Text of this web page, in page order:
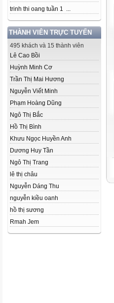
trinh thi oang tuần 1 ...
THÀNH VIÊN TRỰC TUYẾN
495 khách và 15 thành viên
Lê Cao Bồi
Huỳnh Minh Cơ
Trần Thị Mai Hương
Nguyễn Viết Minh
Phạm Hoàng Dũng
Ngô Thị Bắc
Hồ Thị Bình
Khưu Ngọc Huyền Anh
Dương Huy Tần
Ngô Thị Trang
lê thị châu
Nguyễn Dáng Thu
nguyễn kiều oanh
hồ thị sương
Rmah Jem